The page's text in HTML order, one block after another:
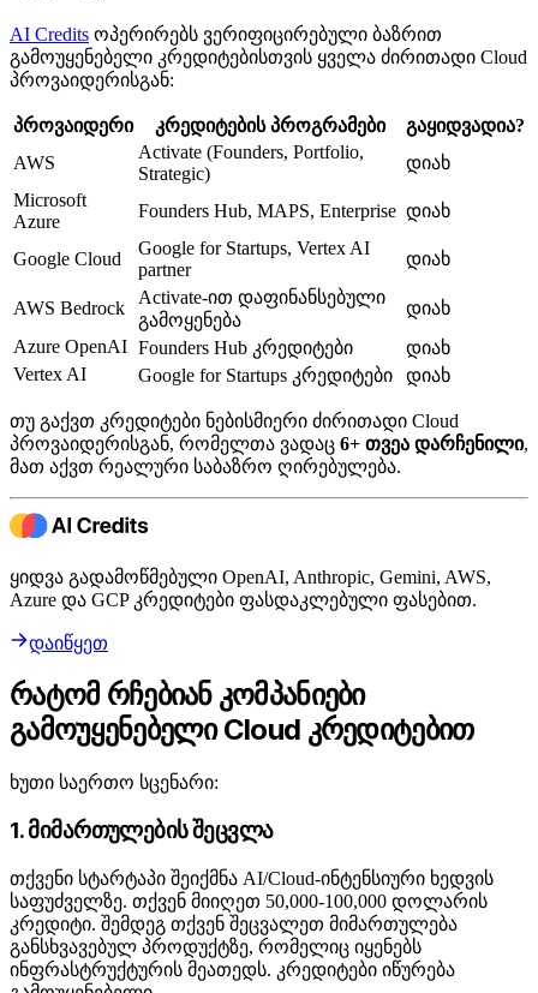
AI Credits ოპერირებს ვერიფიცირებული ბაზრით
გამოუყენებელი კრედიტებისთვის ყველა ძირითადი Cloud
პროვაიდერისგან:
პროვაიდერი კრედიტების პროგრამები
გაყიდვადია?
AWS
Activate (Founders, Portfolio,
Strategic)
დიახ
Microsoft
Azure
Founders Hub, MAPS, Enterprise დიახ
Google Cloud
Google for Startups, Vertex AI
partner
დიახ
AWS Bedrock
Activate-ით დაფინანსებული
გამოყენება
დიახ
Azure OpenAI Founders Hub კრედიტები
დიახ
Vertex AI
Google for Startups კრედიტები დიახ
თუ გაქვთ კრედიტები ნებისმიერი ძირითადი Cloud
პროვაიდერისგან, რომელთა ვადაც 6+ თვეა დარჩენილი,
მათ აქვთ რეალური საბაზრო ღირებულება.
ყიდვა გადამოწმებული OpenAI, Anthropic, Gemini, AWS,
Azure და GCP კრედიტები ფასდაკლებული ფასებით.
დაიწყეთ
რატომ რჩებიან კომპანიები
გამოუყენებელი Cloud კრედიტებით
ხუთი საერთო სცენარი:
1. მიმართულების შეცვლა
თქვენი სტარტაპი შეიქმნა AI/Cloud-ინტენსიური ხედვის
საფუძველზე. თქვენ მიიღეთ 50,000-100,000 დოლარის
კრედიტი. შემდეგ თქვენ შეცვალეთ მიმართულება
განსხვავებულ პროდუქტზე, რომელიც იყენებს
ინფრასტრუქტურის მეათედს. კრედიტები იწურება